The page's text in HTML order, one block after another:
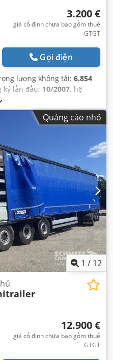
3.200 €
giá cố định chưa bao gồm thuế
GTGT
Gọi điện
lượng không tải: 6.854
ký lần đầu: 10/2007, hệ
xuất:
Quảng cáo nhỏ
1 / 12
12.900 €
giá cố định chưa bao gồm thuế
GTGT